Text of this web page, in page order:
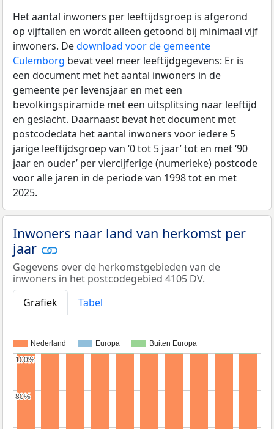
Het aantal inwoners per leeftijdsgroep is afgerond
op vijftallen en wordt alleen getoond bij minimaal vijf
inwoners. Dedownload voor de gemeente
Culemborg bevat veel meer leeftijdgegevens: Er is
een document met het aantal inwoners in de
gemeente per levensjaar en met een
bevolkingspiramide met een uitsplitsing naar leeftijd
en geslacht. Daarnaast bevat het document met
postcodedata het aantal inwoners voor iedere 5
jarige leeftijdsgroep van ‘0 tot 5 jaar’ tot en met ‘90
jaar en ouder’ per viercijferige (numerieke) postcode
voor alle jaren in de periode van 1998 tot en met
2025.
Inwoners naar land van herkomst per
jaar
Gegevens over de herkomstgebieden van de
inwoners in het postcodegebied 4105 DV.
Grafiek
Tabel
Nederland Europa Buiten Europa
80%
80%
100%
100%